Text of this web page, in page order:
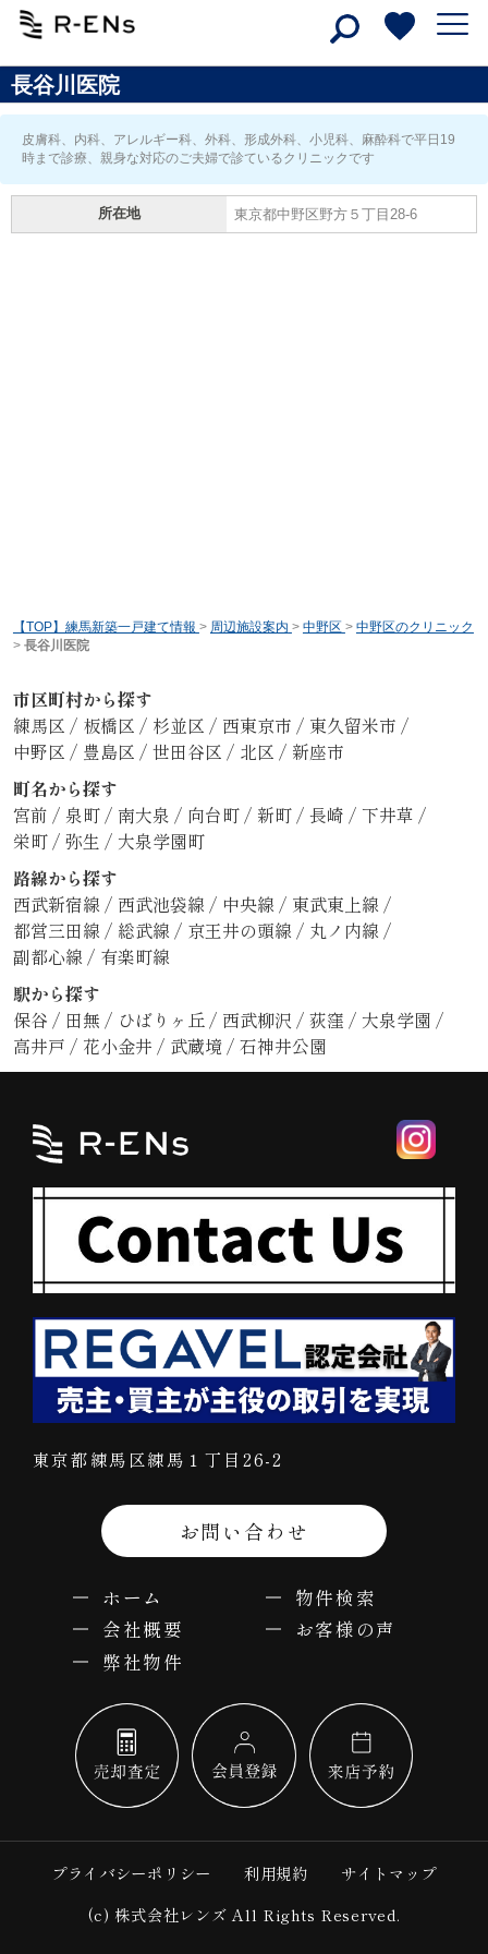
長谷川医院
皮膚科、内科、アレルギー科、外科、形成外科、小児科、麻酔科で平日19
時まで診療、親身な対応のご夫婦で診ているクリニックです
所在地 東京都中野区野方５丁目28-6
【TOP】練馬新築一戸建て情報 > 周辺施設案内 > 中野区 > 中野区のクリニック
> 長谷川医院
市区町村から探す
練馬区 / 板橋区 / 杉並区 / 西東京市 / 東久留米市 /
中野区 / 豊島区 / 世田谷区 / 北区 / 新座市
町名から探す
宮前 / 泉町 / 南大泉 / 向台町 / 新町 / 長崎 / 下井草 /
栄町 / 弥生 / 大泉学園町
路線から探す
西武新宿線 / 西武池袋線 / 中央線 / 東武東上線 /
都営三田線 / 総武線 / 京王井の頭線 / 丸ノ内線 /
副都心線 / 有楽町線
駅から探す
保谷 / 田無 / ひばりヶ丘 / 西武柳沢 / 荻窪 / 大泉学園 /
高井戸 / 花小金井 / 武蔵境 / 石神井公園
東京都練馬区練馬１丁目26-2
お問い合わせ
ホーム
物件検索
会社概要
お客様の声
弊社物件
プライバシーポリシー 利用規約
サイトマップ
(c) 株式会社レンズ All Rights Reserved.